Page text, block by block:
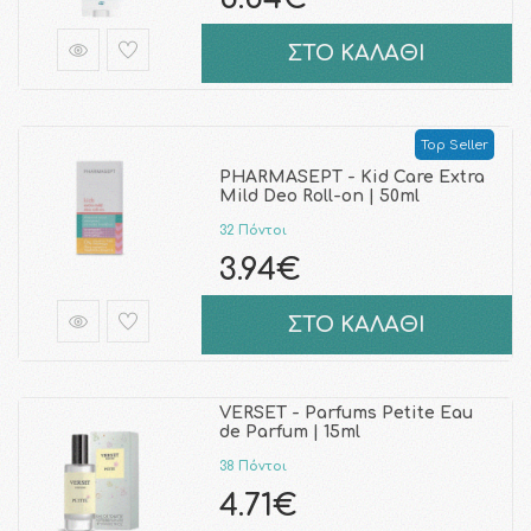
ΣΤΟ ΚΑΛΑΘΙ
Top Seller
PHARMASEPT - Kid Care Extra
Mild Deo Roll-on | 50ml
32 Πόντοι
3.94€
ΣΤΟ ΚΑΛΑΘΙ
VERSET - Parfums Petite Eau
de Parfum | 15ml
38 Πόντοι
4.71€